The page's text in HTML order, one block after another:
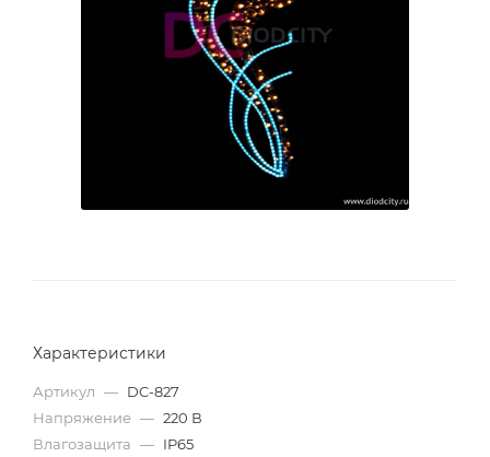
Характеристики
Артикул — DC-827
Напряжение — 220 В
Влагозащита — IP65